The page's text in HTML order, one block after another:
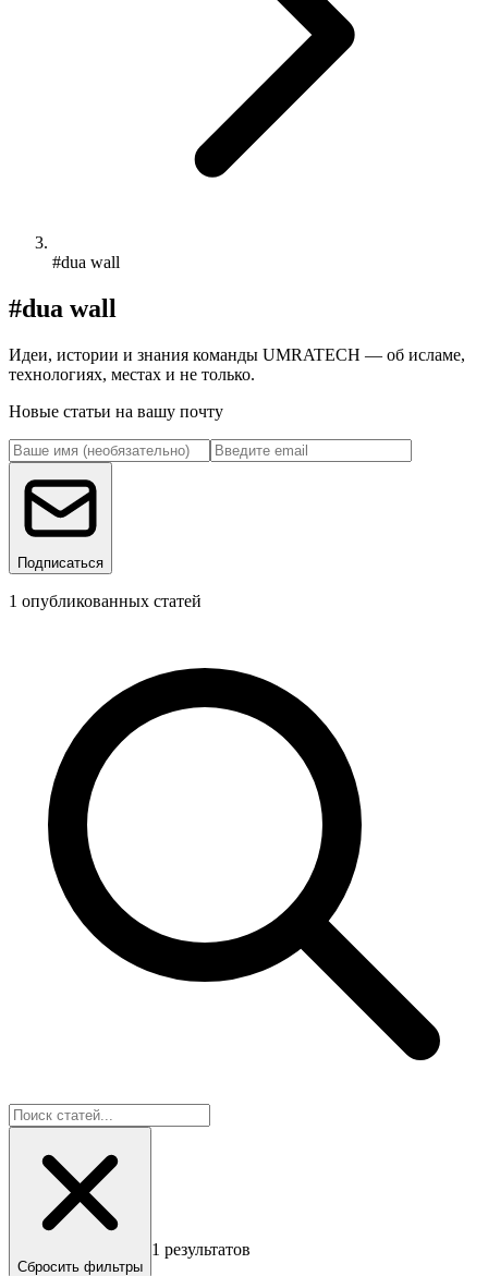
#dua wall
#dua wall
Идеи, истории и знания команды UMRATECH — об исламе,
технологиях, местах и не только.
Новые статьи на вашу почту
Подписаться
1 опубликованных статей
Сбросить фильтры
1 результатов